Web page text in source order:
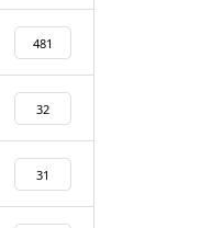
表示と
順を解
とは？
481
32
31